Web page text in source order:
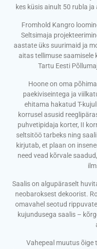
kes küsis ainult 50 rubla
Fromhold Kangro
Seltsimaja
aastate üks suurimaid ja
aitas tellimuse saamisele
Tartu Eesti
Hoone on oma
paekiviseintega ja
ehitama hakatud T-
korrusel asusid
puhvetipidaja korter, II
seltsitöö tarbeks ning
kirjutab, et plaan on
need vead kõrvale
Saalis on algupäraselt
neobaroksest dekoorist.
omavahel seotud
kujundusega saalis –
Vahepeal muutus õige